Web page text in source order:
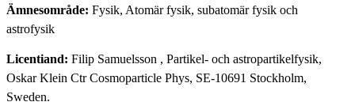
Ämnesområde: Fysik, Atomär fysik, subatomär fysik och
astrofysik
Licentiand: Filip Samuelsson , Partikel- och astropartikelfysik,
Oskar Klein Ctr Cosmoparticle Phys, SE-10691 Stockholm,
Sweden.